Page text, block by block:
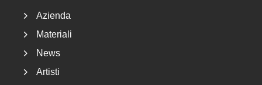
Azienda
Materiali
News
Artisti